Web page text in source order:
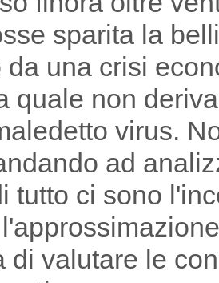
sparita la
da una crisi
quale non
virus.
ad
tutto ci sono
di valutare le